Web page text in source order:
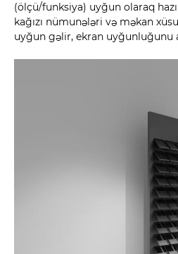
(ölçü/funksiya) uyğun olaraq
kağızı nümunələri və məkan
uyğun gəlir, ekran uyğunluğunu